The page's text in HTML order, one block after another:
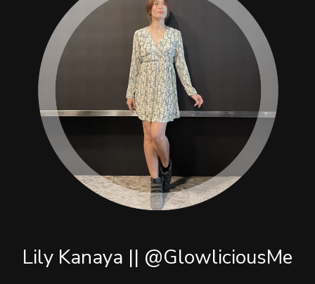
Lily Kanaya || @GlowliciousMe